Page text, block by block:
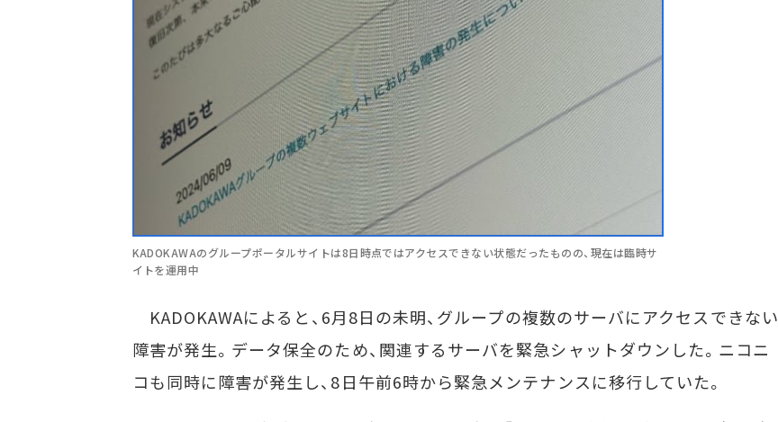
KADOKAWAのグループポータルサイトは8日時点ではアクセスできない状態だったものの、現在は臨時サ
イトを運用中
KADOKAWAによると、6月8日の未明、グループの複数のサーバにアクセスできない
障害が発生。データ保全のため、関連するサーバを緊急シャットダウンした。ニコニ
コも同時に障害が発生し、8日午前6時から緊急メンテナンスに移行していた。